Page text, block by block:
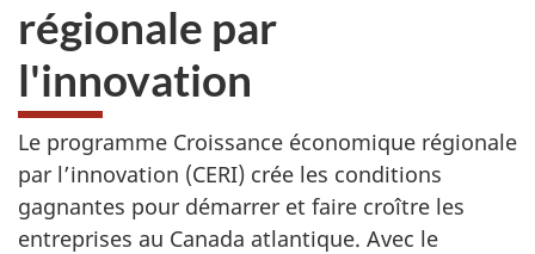
régionale par
l'innovation
Le programme Croissance économique régionale
par l’innovation (CERI) crée les conditions
gagnantes pour démarrer et faire croître les
entreprises au Canada atlantique. Avec le